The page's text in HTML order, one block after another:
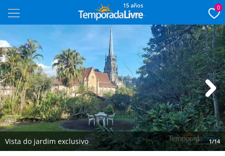
15 años 0
Vista do jardim exclusivo 1/14
Next